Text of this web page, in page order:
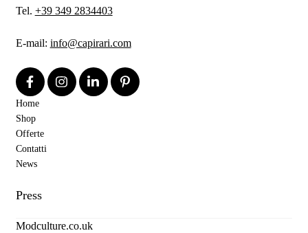
Tel. +39 349 2834403
E-mail: info@capirari.com
Home
Shop
Offerte
Contatti
News
Press
Modculture.co.uk